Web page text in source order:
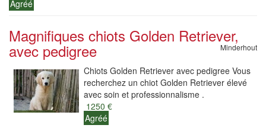
Agréé
Magnifiques chiots Golden Retriever,
avec pedigree Minderhout
Chiots Golden Retriever avec pedigree Vous
recherchez un chiot Golden Retriever élevé
avec soin et professionnalisme .
1250 €
Agréé